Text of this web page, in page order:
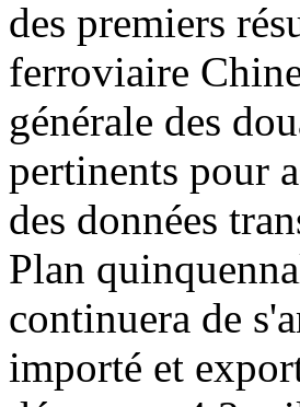
des premiers
ferroviaire
générale des
pertinents pour
des données
Plan
continuera de
importé et